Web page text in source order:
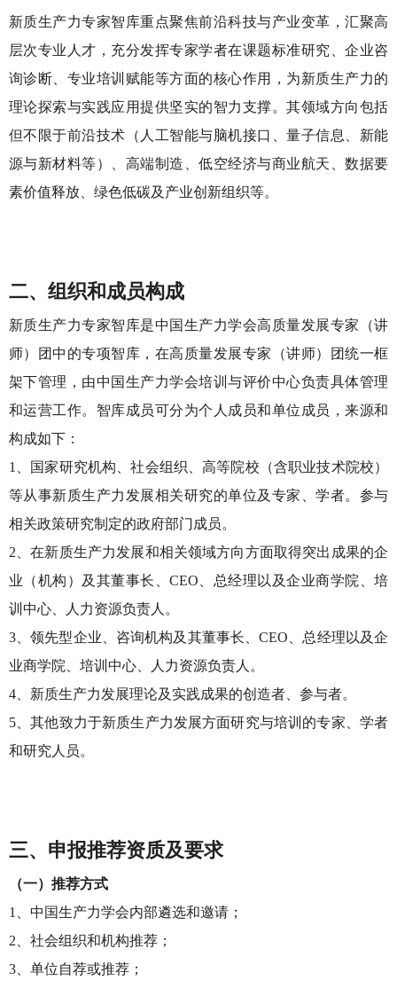
新质生产力专家智库重点聚焦前沿科技与产业变革，汇聚高
层次专业人才，充分发挥专家学者在课题标准研究、企业咨
询诊断、专业培训赋能等方面的核心作用，为新质生产力的
理论探索与实践应用提供坚实的智力支撑。其领域方向包括
但不限于前沿技术（人工智能与脑机接口、量子信息、新能
源与新材料等）、高端制造、低空经济与商业航天、数据要
素价值释放、绿色低碳及产业创新组织等。
二、组织和成员构成
新质生产力专家智库是中国生产力学会高质量发展专家（讲
师）团中的专项智库，在高质量发展专家（讲师）团统一框
架下管理，由中国生产力学会培训与评价中心负责具体管理
和运营工作。智库成员可分为个人成员和单位成员，来源和
构成如下：
1、国家研究机构、社会组织、高等院校（含职业技术院校）
等从事新质生产力发展相关研究的单位及专家、学者。参与
相关政策研究制定的政府部门成员。
2、在新质生产力发展和相关领域方向方面取得突出成果的企
业（机构）及其董事长、CEO、总经理以及企业商学院、培
训中心、人力资源负责人。
3、领先型企业、咨询机构及其董事长、CEO、总经理以及企
业商学院、培训中心、人力资源负责人。
4、新质生产力发展理论及实践成果的创造者、参与者。
5、其他致力于新质生产力发展方面研究与培训的专家、学者
和研究人员。
三、申报推荐资质及要求
（一）推荐方式
1、中国生产力学会内部遴选和邀请；
2、社会组织和机构推荐；
3、单位自荐或推荐；